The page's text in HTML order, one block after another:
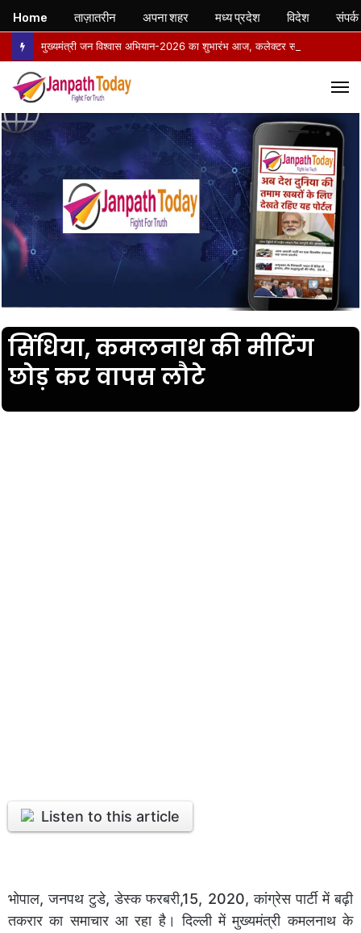
सिंधिया, कमलनाथ की मीटिंग
छोड़ कर वापस लौटे
Listen to this article
भोपाल, जनपथ टुडे, डेस्क फरबरी,15, 2020, कांग्रेस पार्टी में बढ़ी
तकरार का समाचार आ रहा है। दिल्ली में मुख्यमंत्री कमलनाथ के
Home ताज़ातरीन अपना शहर मध्य प्रदेश विदेश संपर्क